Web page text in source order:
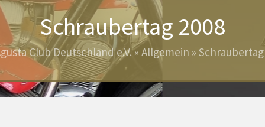
Schraubertag 2008
Club Deutschland e.V.» Allgemein » Schraubertag